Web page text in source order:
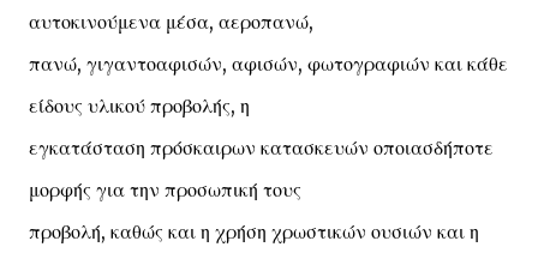
αυτοκινούμενα μέσα, αεροπανώ,
πανώ, γιγαντοαφισών, αφισών, φωτογραφιών και κάθε
είδους υλικού προβολής, η
εγκατάσταση πρόσκαιρων κατασκευών οποιασδήποτε
μορφής για την προσωπική τους
προβολή, καθώς και η χρήση χρωστικών ουσιών και η